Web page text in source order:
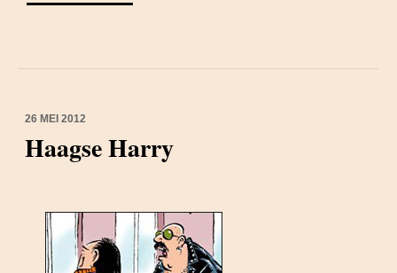
26 MEI 2012
Haagse Harry